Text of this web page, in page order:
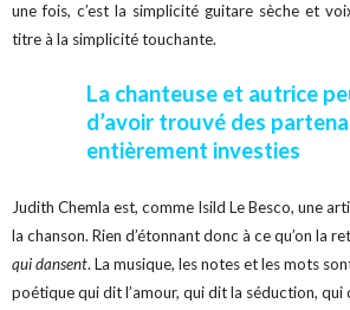
une fois, c’est la simplicité guitare sèche et
titre à la simplicité touchante.
La chanteuse et autrice
d’avoir trouvé des
entièrement investies
Judith Chemla est, comme Isild Le Besco, une
la chanson. Rien d’étonnant donc à ce qu’on la
qui dansent. La musique, les notes et les mots
poétique qui dit l’amour, qui dit la séduction, qui